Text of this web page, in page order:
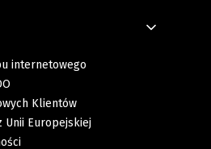
internetowego
Klientów
Unii Europejskiej